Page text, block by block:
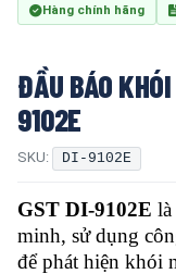
Hàng chính hãng
ĐẦU BÁO
9102E
SKU: DI-9102E
GST DI-9102E
minh, sử dụng
để phát hiện khói